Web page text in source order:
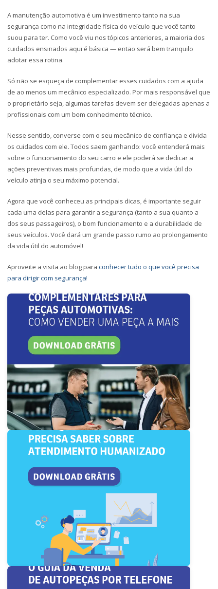
A manutenção automotiva é um investimento tanto na sua
segurança como na integridade física do veículo que você tanto
suou para ter. Como você viu nos tópicos anteriores, a maioria dos
cuidados ensinados aqui é básica — então será bem tranquilo
adotar essa rotina.
Só não se esqueça de complementar esses cuidados com a ajuda
de ao menos um mecânico especializado. Por mais responsável que
o proprietário seja, algumas tarefas devem ser delegadas apenas a
profissionais com um bom conhecimento técnico.
Nesse sentido, converse com o seu mecânico de confiança e divida
os cuidados com ele. Todos saem ganhando: você entenderá mais
sobre o funcionamento do seu carro e ele poderá se dedicar a
ações preventivas mais profundas, de modo que a vida útil do
veículo atinja o seu máximo potencial.
Agora que você conheceu as principais dicas, é importante seguir
cada uma delas para garantir a segurança (tanto a sua quanto a
dos seus passageiros), o bom funcionamento e a durabilidade de
seus veículos. Você dará um grande passo rumo ao prolongamento
da vida útil do automóvel!
Aproveite a visita ao blog para conhecer tudo o que você precisa
para dirigir com segurança!